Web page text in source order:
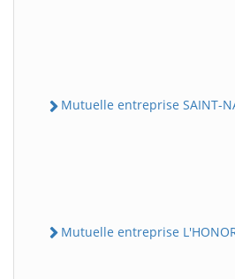
Mutuelle entreprise SAINT-
Mutuelle entreprise